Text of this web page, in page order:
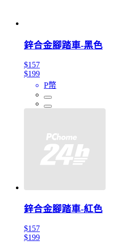
鋅合金腳踏車-黑色
$157
$199
P幣
鋅合金腳踏車-紅色
$157
$199